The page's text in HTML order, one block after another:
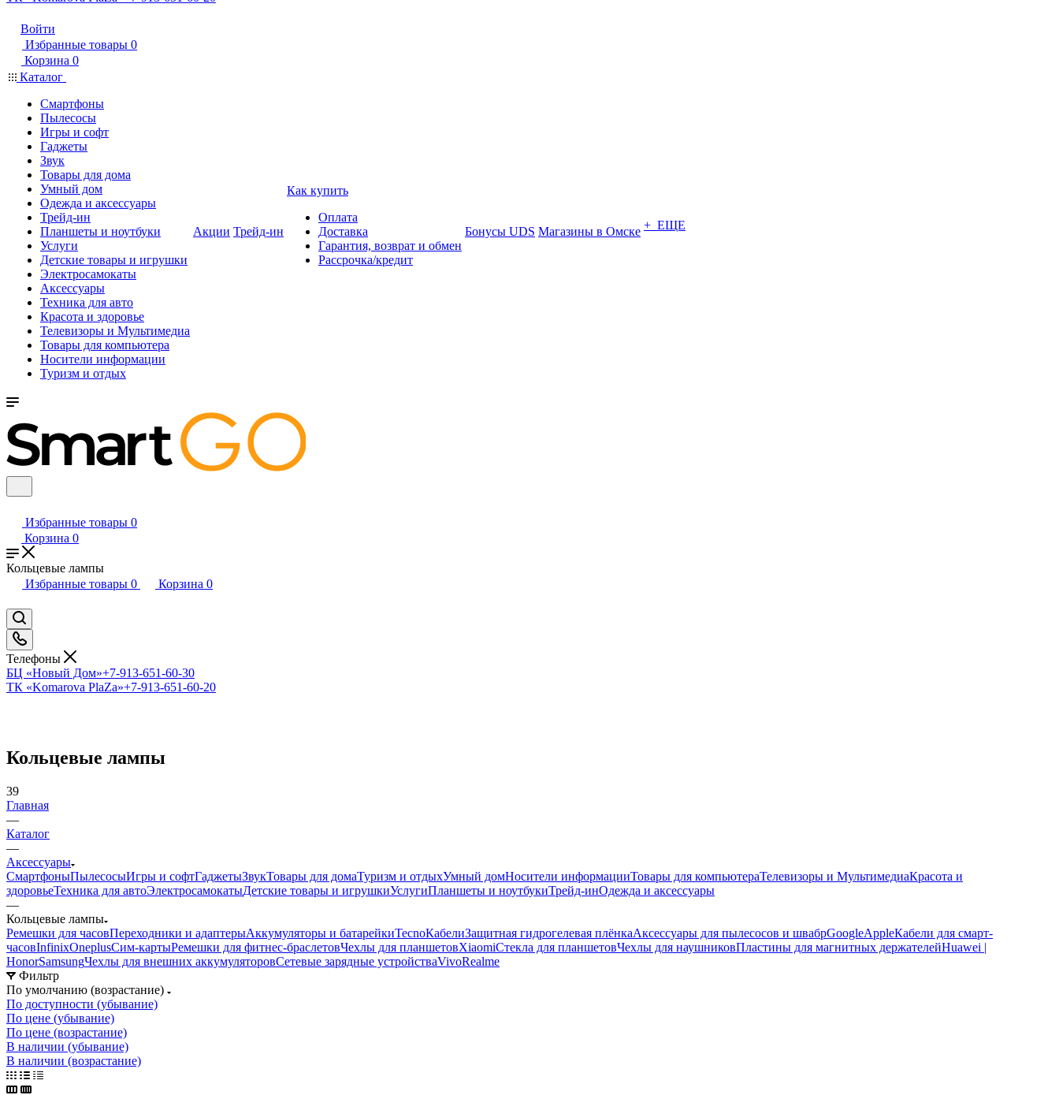
Войти
Избранные товары 0
Корзина 0
Каталог
Смартфоны
Пылесосы
Игры и софт
Гаджеты
Звук
Товары для дома
Умный дом
Одежда и аксессуары
Трейд-ин
Планшеты и ноутбуки
Услуги
Детские товары и игрушки
Электросамокаты
Аксессуары
Техника для авто
Красота и здоровье
Телевизоры и Мультимедиа
Товары для компьютера
Носители информации
Туризм и отдых
Акции Трейд-ин
Как купить
Оплата
Доставка
Гарантия, возврат и обмен
Рассрочка/кредит
Бонусы UDS Магазины в Омске + ЕЩЕ
Избранные товары 0
Корзина 0
Кольцевые лампы
Избранные товары 0 Корзина 0
Телефоны
БЦ «Новый Дом»+7-913-651-60-30
ТК «Komarova PlaZa»+7-913-651-60-20
Кольцевые лампы
39
Главная
—
Каталог
—
Аксессуары
СмартфоныПылесосыИгры и софтГаджетыЗвукТовары для домаТуризм и отдыхУмный домНосители информацииТовары для компьютераТелевизоры и МультимедиаКрасота и
здоровьеТехника для автоЭлектросамокатыДетские товары и игрушкиУслугиПланшеты и ноутбукиТрейд-инОдежда и аксессуары
—
Кольцевые лампы
Ремешки для часовПереходники и адаптерыАккумуляторы и батарейкиTecnoКабелиЗащитная гидрогелевая плёнкаАксессуары для пылесосов и швабрGoogleAppleКабели для смарт-
часовInfinixOneplusСим-картыРемешки для фитнес-браслетовЧехлы для планшетовXiaomiСтекла для планшетовЧехлы для наушниковПластины для магнитных держателейHuawei |
HonorSamsungЧехлы для внешних аккумуляторовСетевые зарядные устройстваVivoRealme
Фильтр
По умолчанию (возрастание)
По доступности (убывание)
По цене (убывание)
По цене (возрастание)
В наличии (убывание)
В наличии (возрастание)